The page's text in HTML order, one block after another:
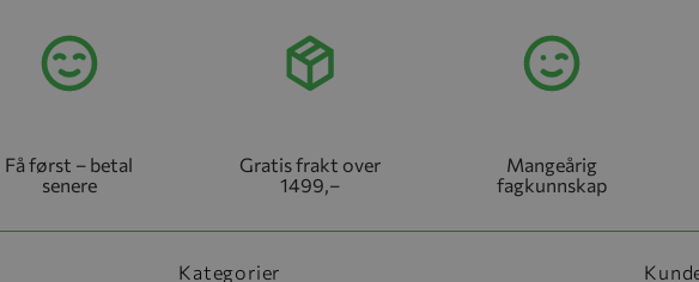
Få først – betal
senere
Gratis frakt over
1499,–
Mangeårig
fagkunnskap
Kategorier